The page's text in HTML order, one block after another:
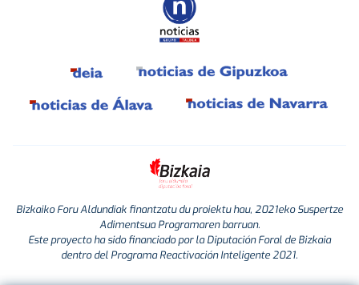
Bizkaiko Foru Aldundiak finantzatu du proiektu hau, 2021eko Suspertze
Adimentsua Programaren barruan.
Este proyecto ha sido financiado por la Diputación Foral de Bizkaia
dentro del Programa Reactivación Inteligente 2021.